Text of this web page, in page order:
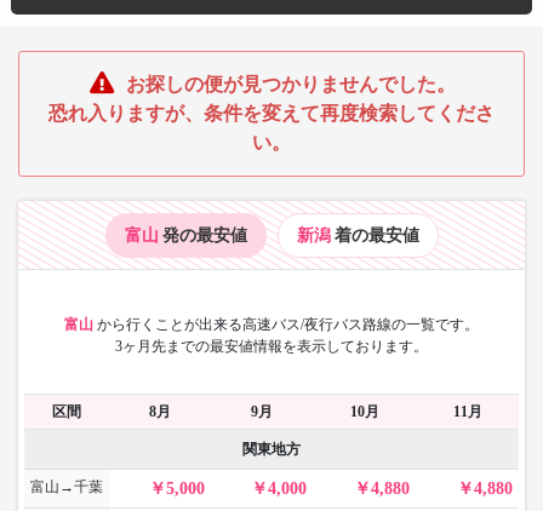
お探しの便が見つかりませんでした。
恐れ入りますが、条件を変えて再度検索してくださ
い。
富山 発の最安値 新潟 着の最安値
富山 から行くことが出来る高速バス/夜行バス路線の一覧です。
3ヶ月先までの最安値情報を表示しております。
区間 8月 9月 10月 11月
関東地方
富山→千葉 5,000 4,000 4,880 4,880